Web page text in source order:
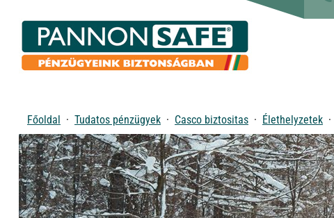
Főoldal Tudatos pénzügyek Casco biztositas Élethelyzetek